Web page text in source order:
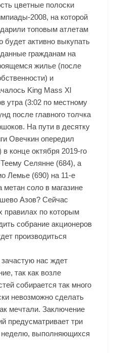
цветные полоски
2008, на которой
топовым атлетам
будет активно выкупать
гражданам на
жилье (после
и
King Mass Xl
утра (3:02 по местному
после главного толчка
На пути в десятку
Овечкин опередил
конце октября 2019-го
Селянне (684), а
Лемье (690) на 11-е
соло в магазине
Азов? Сейчас
правилах по которым
собрание акционеров
производиться
нас ждет
так как возле
собирается так много
невозможно сделать
мечтали. Заключение
предусматривает три
неделю, выполняющихся